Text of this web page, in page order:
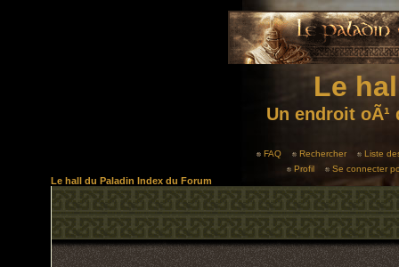
Le
Un endroit
FAQ Rechercher
Liste
Profil
Se connecter
Le hall du Paladin Index du Forum